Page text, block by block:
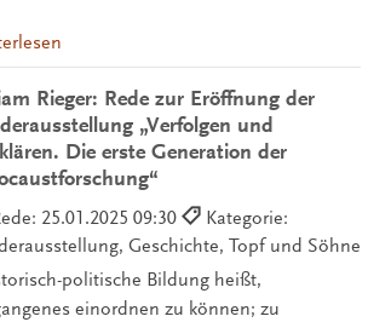
Rieger: Rede zur Eröffnung der
„Verfolgen und
Die erste Generation der
25.01.2025 09:30
Kategorie:
Geschichte, Topf und Söhne
politische Bildung heißt,
einordnen zu können; zu